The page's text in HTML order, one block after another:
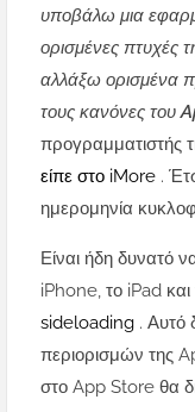
υποβάλω μια
ορισμένες πτυχές
αλλάξω ορισμένα
τους κανόνες του
προγραμματιστής
είπε στο iMore .
ημερομηνία
Είναι ήδη δυνατό
iPhone, το iPad
sideloading . Αυτό
περιορισμών της
στο App Store θα